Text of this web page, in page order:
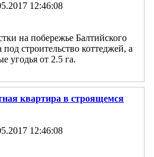
12:46:08
на побережье Балтийского
строительство коттеджей, а
угодья от 2.5 га.
квартира в строящемся
12:46:08